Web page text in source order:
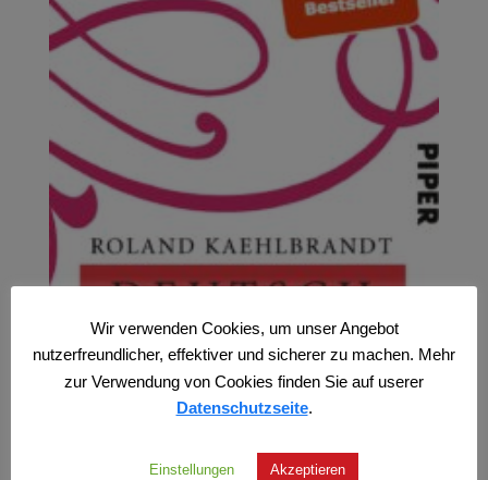
Wir verwenden Cookies, um unser Angebot
nutzerfreundlicher, effektiver und sicherer zu machen. Mehr
zur Verwendung von Cookies finden Sie auf userer
Datenschutzseite.
Einstellungen Akzeptieren